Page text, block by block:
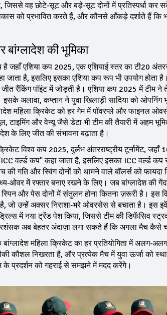
है, जिससे वह छोटे‑सूट और बड़े‑सूट दोनों में
को प्रभावित करते हैं, और कौनसे आँकड़े दर्शाते हैं कि
की भूमिका
है जहाँएशिया कप 2025,एक एशियाई स्तर का टी20
जाता है, इसलिए इसकाएशिया कपरूप भी उपयोग होता है
रैंकिंग पॉइंट में जोड़ती है। एशिया कप 2025 में टीम ने
अलावा, कप्तान ने युवा खिलाड़ी सादिया को ओपनिंग
महिला क्रिकेट को हर गेम में पॉवरप्ले और फाइनल
और वेन्यू जैसे डेटा भी टीम की तैयारी में अहम
के लिए जीत की संभावना बढ़ाता है।
विश्व कप 2025,दुर्लभ अंतरराष्ट्रीय टूर्नामेंट,
वर्ल्ड कप" कहा जाता है, इसलिए इसका ICC वर्ल्ड कप
गति और स्विंग दोनों को थामने वाले बॉलर्स को फायदा
में रफ्तार बनाए रखने के लिए। जब बांग्लादेश की
स्पिन और पेस दोनों में संतुलन होना कितना ज़रूरी है।
जो उन्हें अक्सर निराशा‑भरे ओवरसेस से बचाता है। इस
में नया ट्रेंड पेश किया, जिससे टीम की डिफेंसिव
अब बेहतर अंदाज़ा लगा सकते हैं कि अगला मैच कैसे
महिला क्रिकेट का हर प्रतियोगिता में
कौशल निखरता है, और प्रत्येक मैच में युवा ऊर्जा को
के प्रदर्शन को गहराई से समझने में मदद करेंगे।